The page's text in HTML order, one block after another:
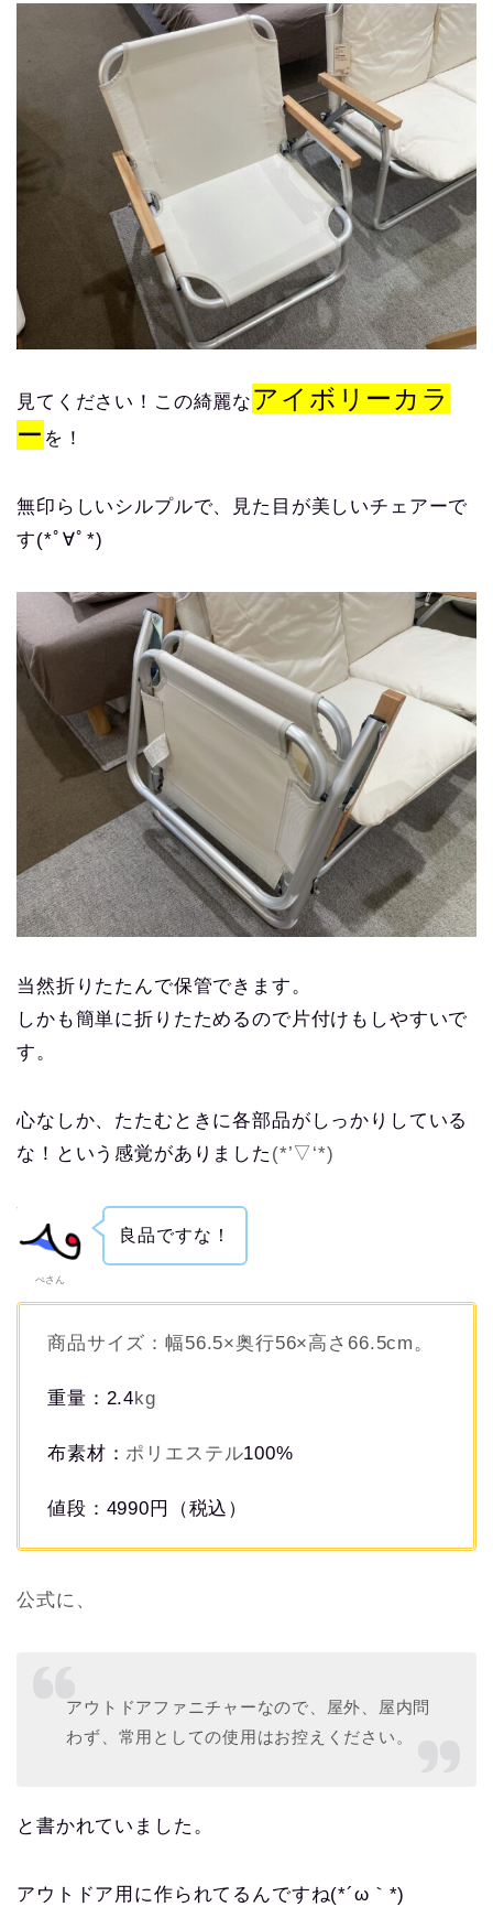
見てください！この綺麗な アイボリーカラ
ー を！
無印らしいシルプルで、見た目が美しいチェアーで
す(*ﾟ∀ﾟ*)
当然折りたたんで保管できます。
しかも簡単に折りたためるので片付けもしやすいで
す。
心なしか、たたむときに各部品がしっかりしている
な！という感覚がありました (*’▽ ‘*)
ぺさん
良品ですな！
商品サイズ：幅56.5×奥行56×高さ 66.5cm。
重量：2.4kg
布素材：ポリエステル100%
値段：4990円（税込）
公式に、
アウトドアファニチャーなので、屋外、屋内問
わず、常用としての使用はお控えください。
と書かれていました。
アウトドア用に作られてるんですね(*´ω｀*)